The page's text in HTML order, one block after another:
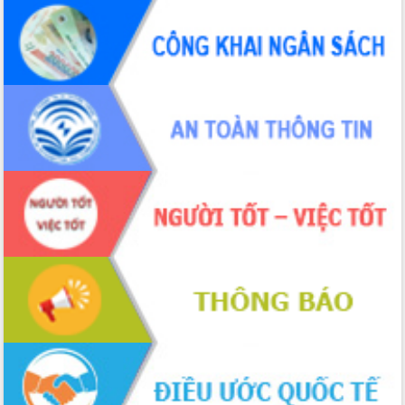
Hội thảo khoa học “Giải pháp thúc đẩy
phát triển nền kinh tế xanh tại tỉnh
Đắk Lắk”
Tăng cường giám sát, đôn đốc thực
hiện nhiệm vụ quản lý tài sản công
hàng tuần
Tháo gỡ những vướng mắc, đẩy mạnh
công tác cải cách thủ tục hành chính
tại Trung tâm Phục vụ hành chính
công tỉnh
Đắk Lắk: Tôn vinh 46 giải pháp tại Hội
thi Sáng tạo Kỹ thuật 2024 - 2025
Đắk Lắk rà soát, điều chỉnh Đề án 190
về phát triển nuôi trồng thủy sản
Phó Chủ tịch UBND tỉnh Đắk Lắk
Trương Công Thái kiểm tra thực địa
Dự án cao tốc Khánh Hòa - Buôn Ma
Thuột
Định vị cà phê Việt Nam như một “di
sản sống” trong dòng chảy toàn cầu